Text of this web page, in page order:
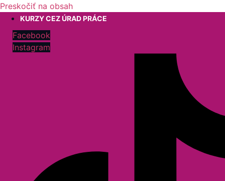
Preskočiť na obsah
KURZY CEZ ÚRAD PRÁCE
Facebook
Instagram